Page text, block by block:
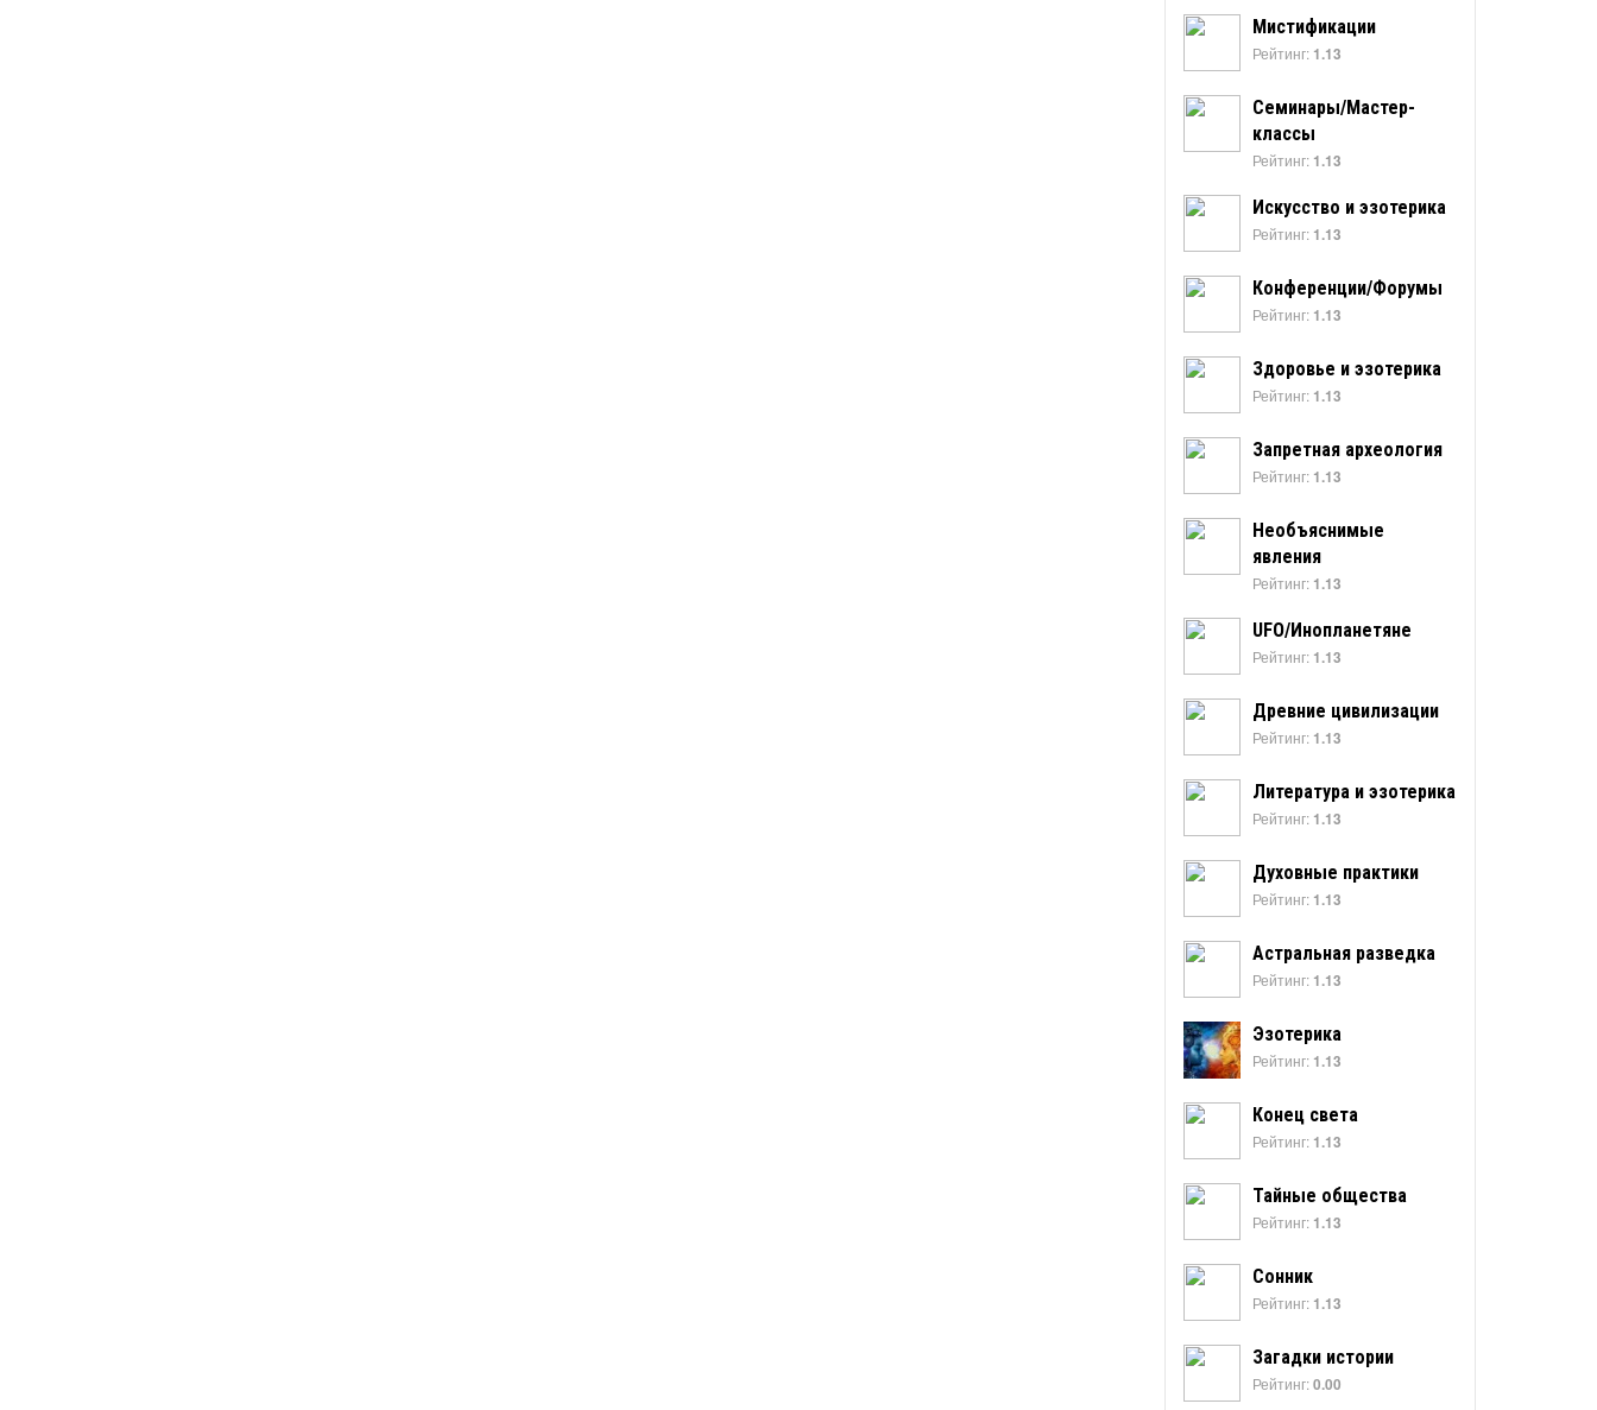
Мистификации
Рейтинг: 1.13
Семинары/Мастер-
классы
Рейтинг: 1.13
Искусство и эзотерика
Рейтинг: 1.13
Конференции/Форумы
Рейтинг: 1.13
Здоровье и эзотерика
Рейтинг: 1.13
Запретная археология
Рейтинг: 1.13
Необъяснимые
явления
Рейтинг: 1.13
UFO/Инопланетяне
Рейтинг: 1.13
Древние цивилизации
Рейтинг: 1.13
Литература и эзотерика
Рейтинг: 1.13
Духовные практики
Рейтинг: 1.13
Астральная разведка
Рейтинг: 1.13
Эзотерика
Рейтинг: 1.13
Конец света
Рейтинг: 1.13
Тайные общества
Рейтинг: 1.13
Сонник
Рейтинг: 1.13
Загадки истории
Рейтинг:0.00